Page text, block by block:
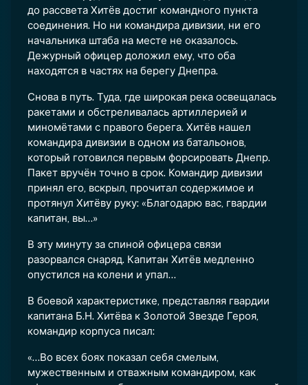
до рассвета Хитёв достиг командного пункта
соединения. Но ни командира дивизии, ни его
начальника штаба на месте не оказалось.
Дежурный офицер доложил ему, что оба
находятся в частях на берегу Днепра.
Снова в путь. Туда, где широкая река освещалась
ракетами и обстреливалась артиллерией и
миномётами с правого берега. Хитёв нашел
командира дивизии в одном из батальонов,
который готовился первым форсировать Днепр.
Пакет вручён точно в срок. Командир дивизии
принял его, вскрыл, прочитал содержимое и
протянул Хитёву руку: «Благодарю вас, гвардии
капитан, вы...»
В эту минуту за спиной офицера связи
разорвался снаряд. Капитан Хитёв медленно
опустился на колени и упал...
В боевой характеристике, представляя гвардии
капитана Б.Н. Хитёва к Золотой Звезде Героя,
командир корпуса писал:
«...Во всех боях показал себя смелым,
мужественным и отважным командиром, как